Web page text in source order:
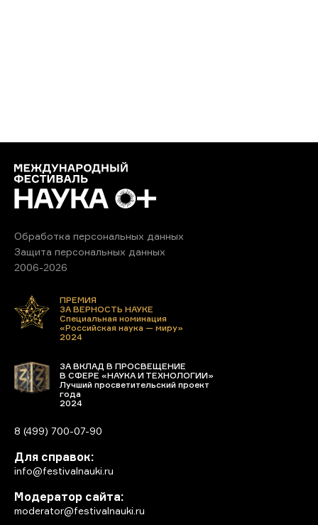
Обработка персональных данных
Защита персональных данных
2006-2026
ПРЕМИЯ
ЗА ВЕРНОСТЬ НАУКЕ
Специальная номинация
«Российская наука — миру»
2024
ЗА ВКЛАД В ПРОСВЕЩЕНИЕ
В СФЕРЕ «НАУКА И ТЕХНОЛОГИИ»
Лучший просветительский проект
года
2024
8 (499) 700-07-90
Для справок:
info@festivalnauki.ru
Модератор сайта:
moderator@festivalnauki.ru